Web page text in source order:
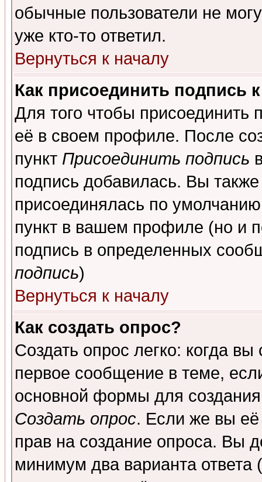
обычные пользователи не
уже кто-то ответил.
Вернуться к началу
Как присоединить подпись
Для того чтобы присоединить
её в своем профиле. После
пункт Присоединить подпись
подпись добавилась. Вы
присоединялась по
пункт в вашем профиле (но и
подпись в определенных
подпись)
Вернуться к началу
Как создать опрос?
Создать опрос легко: когда
первое сообщение в теме,
основной формы для
Создать опрос. Если же вы её
прав на создание опроса. Вы
минимум два варианта ответа